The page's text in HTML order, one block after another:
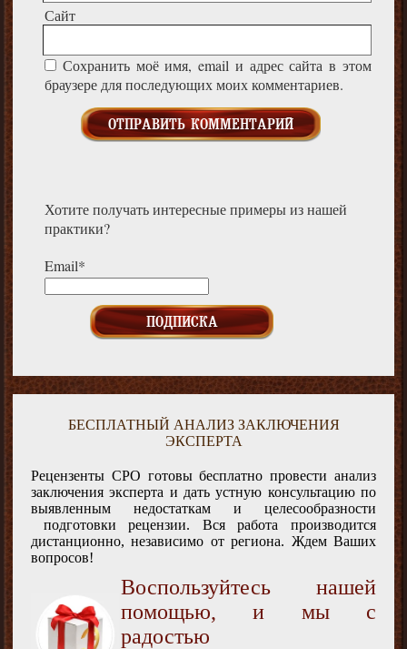
Сайт
Сохранить моё имя, email и адрес сайта в этом
браузере для последующих моих комментариев.
Хотите получать интересные примеры из нашей
практики?
Email*
БЕСПЛАТНЫЙ АНАЛИЗ ЗАКЛЮЧЕНИЯ
ЭКСПЕРТА
Рецензенты СРО готовы бесплатно провести анализ
заключения эксперта и дать устную консультацию по
выявленным недостаткам и целесообразности
подготовки рецензии. Вся работа производится
дистанционно, независимо от региона. Ждем Ваших
вопросов!
Воспользуйтесь нашей
помощью, и мы с
радостью